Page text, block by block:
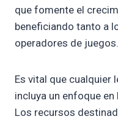
que fomente el
beneficiando tanto a
operadores de juegos.
Es vital que cualquier
incluya un enfoque
Los recursos